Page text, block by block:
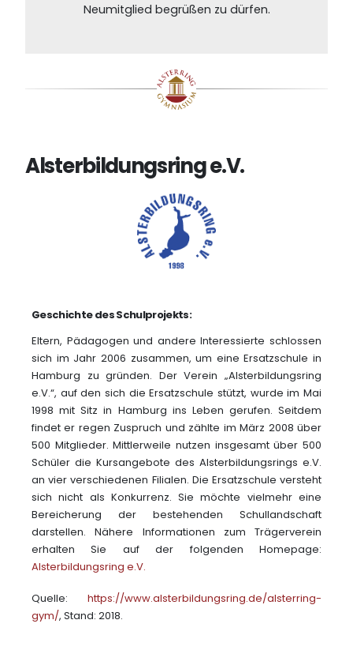
Neumitglied begrüßen zu dürfen.
Alsterbildungsring e.V.
Geschichte des Schulprojekts:
Eltern, Pädagogen und andere Interessierte schlossen
sich im Jahr 2006 zusammen, um eine Ersatzschule in
Hamburg zu gründen. Der Verein „Alsterbildungsring
e.V.“, auf den sich die Ersatzschule stützt, wurde im Mai
1998 mit Sitz in Hamburg ins Leben gerufen. Seitdem
findet er regen Zuspruch und zählte im März 2008 über
500 Mitglieder. Mittlerweile nutzen insgesamt über 500
Schüler die Kursangebote des Alsterbildungsrings e.V.
an vier verschiedenen Filialen. Die Ersatzschule versteht
sich nicht als Konkurrenz. Sie möchte vielmehr eine
Bereicherung der bestehenden Schullandschaft
darstellen. Nähere Informationen zum Trägerverein
erhalten Sie auf der folgenden Homepage:
Alsterbildungsring e.V.
Quelle: https://www.alsterbildungsring.de/alsterring-
gym/, Stand: 2018.